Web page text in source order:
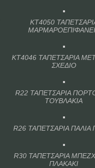
KT4050
KT4046 ΤΑΠΕΤΣΑΡΙΑ
ΣΧΕΔΙΟ
R22 ΤΑΠΕΤΣΑΡΙΑ
ΤΟΥΒΛΑΚΙΑ
R26 ΤΑΠΕΤΣΑΡΙΑ ΠΑΛΙΑ
R30 ΤΑΠΕΤΣΑΡΙΑ
ΠΛΑΚΑΚΙ